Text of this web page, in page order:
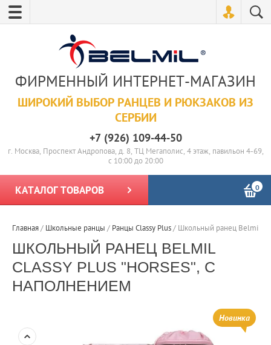
ФИРМЕННЫЙ ИНТЕРНЕТ-МАГАЗИН
ШИРОКИЙ ВЫБОР РАНЦЕВ И РЮКЗАКОВ ИЗ
СЕРБИИ
+7 (926) 109-44-50
г. Москва, Проспект Андропова, д. 8, ТЦ Мегаполис, 4 этаж, павильон 4-69,
с 10:00 до 20:00
КАТАЛОГ ТОВАРОВ 0
Главная/ Школьные ранцы / Ранцы Classy Plus/ Школьный ранец Belmil
ШКОЛЬНЫЙ РАНЕЦ BELMIL
CLASSY PLUS "HORSES", С
НАПОЛНЕНИЕМ
Новинка